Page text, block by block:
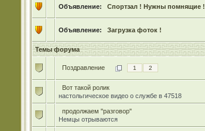
Объявление: Спортзал ! Нужны помнящие !
Объявление: Загрузка фоток !
Темы форума
Поздравление 1 2
Вот такой ролик
настольгическое видео о службе в 47518
продолжаем "разговор"
Немцы отрываются